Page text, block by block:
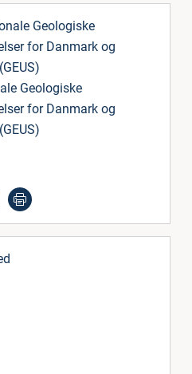
Geologiske
for Danmark og